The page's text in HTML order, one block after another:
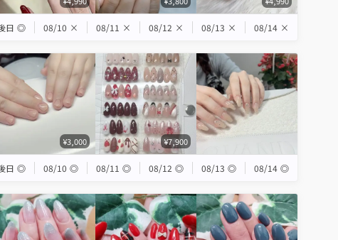
日 ◎ 08/10 × 08/11 × 08/12 × 08/13 × 08/14 ×
¥3,000 ¥7,900
日 ◎ 08/10 ◎ 08/11 ◎ 08/12 ◎ 08/13 ◎ 08/14 ◎